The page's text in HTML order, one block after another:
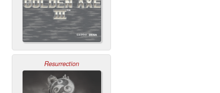
Resurrection